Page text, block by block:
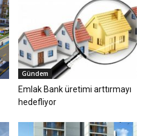
Gündem
Emlak Bank üretimi arttırmayı
hedefliyor